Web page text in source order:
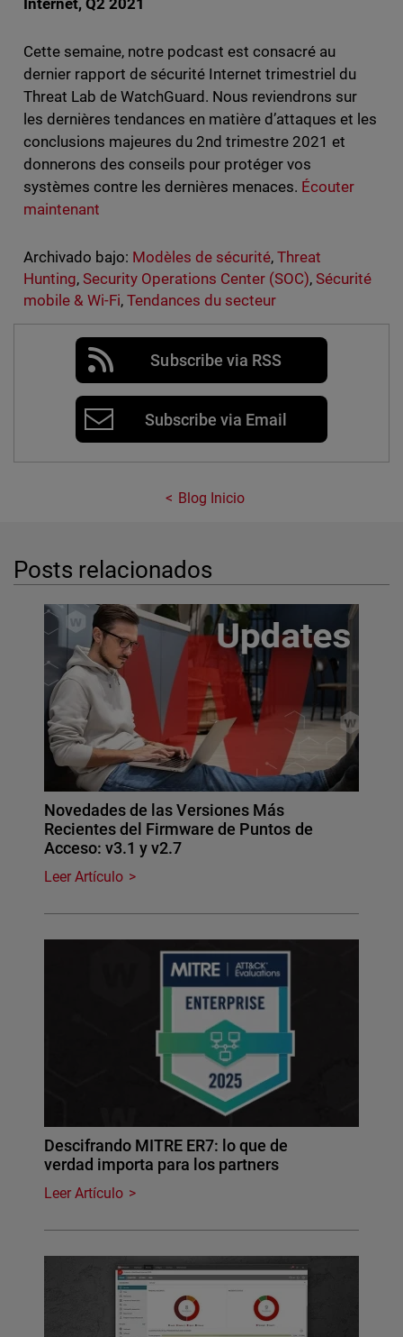
Cette semaine, notre podcast est consacré au
dernier rapport de sécurité Internet trimestriel du
Threat Lab de WatchGuard. Nous reviendrons sur
les dernières tendances en matière d’attaques et les
conclusions majeures du 2nd trimestre 2021 et
donnerons des conseils pour protéger vos
systèmes contre les dernières menaces. Écouter
maintenant
Archivado bajo: Modèles de sécurité,Threat
Hunting, Security Operations Center (SOC),Sécurité
mobile & Wi-Fi, Tendances du secteur
Subscribe via RSS
Subscribe via Email
Blog Inicio
Posts relacionados
Novedades de las Versiones Más
Recientes del Firmware de Puntos de
Acceso: v3.1 y v2.7
Leer Artículo
Descifrando MITRE ER7: lo que de
verdad importa para los partners
Leer Artículo